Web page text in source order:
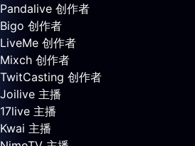
Pandalive 创作者
Bigo 创作者
LiveMe 创作者
Mixch 创作者
TwitCasting 创作者
Joilive 主播
17live 主播
Kwai 主播